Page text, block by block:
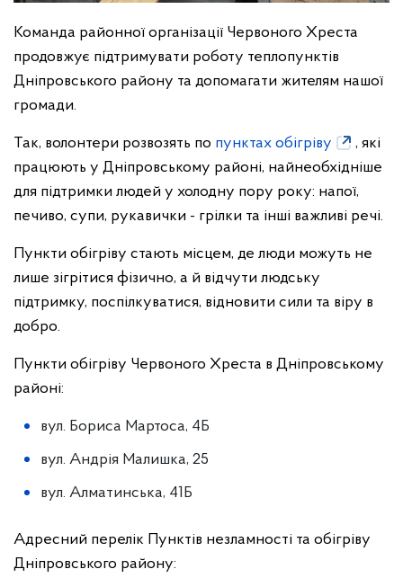
Команда районної організації Червоного Хреста
продовжує підтримувати роботу теплопунктів
Дніпровського району та допомагати жителям нашої
громади.
Так, волонтери розвозять по пунктах обігріву
, які
працюють у Дніпровському районі, найнеобхідніше
для підтримки людей у холодну пору року: напої,
печиво, супи, рукавички - грілки та інші важливі речі.
Пункти обігріву стають місцем, де люди можуть не
лише зігрітися фізично, а й відчути людську
підтримку, поспілкуватися, відновити сили та віру в
добро.
Пункти обігріву Червоного Хреста в Дніпровському
районі:
вул. Бориса Мартоса, 4Б
вул. Андрія Малишка, 25
вул. Алматинська, 41Б
Адресний перелік Пунктів незламності та обігріву
Дніпровського району: